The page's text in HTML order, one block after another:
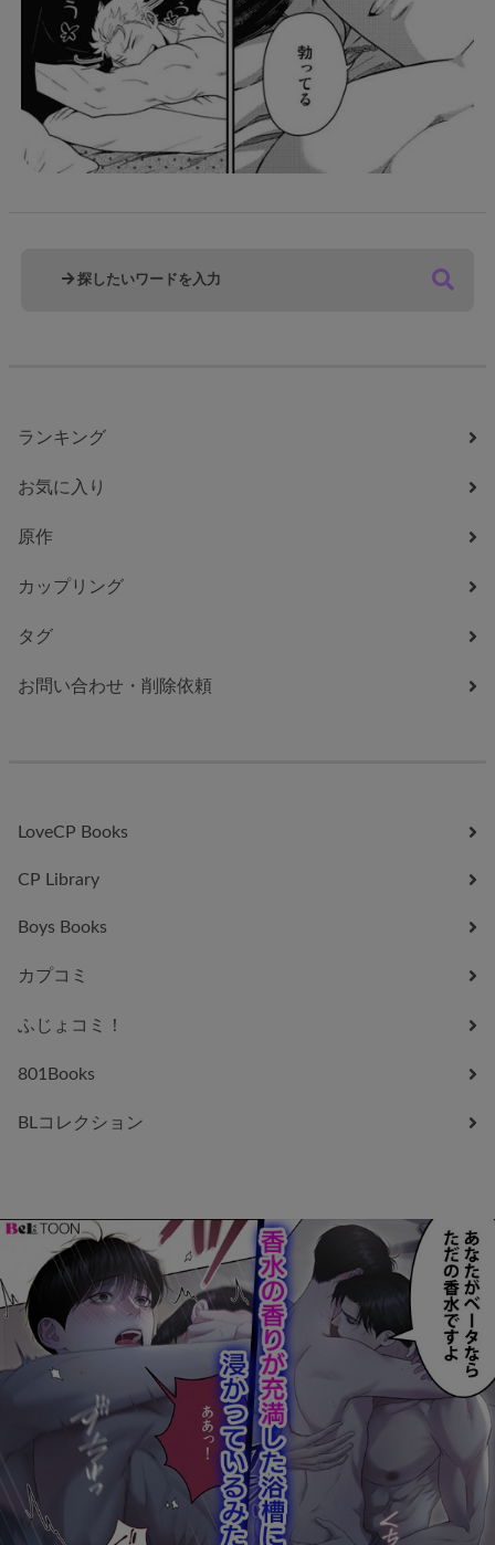
ランキング
お気に入り
原作
カップリング
タグ
お問い合わせ・削除依頼
LoveCP Books
CP Library
Boys Books
カプコミ
ふじょコミ！
801Books
BLコレクション